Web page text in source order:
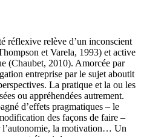
réflexive relève d’un inconscient
et Varela, 1993) et active
(Chaubet, 2010). Amorcée par
entreprise par le sujet aboutit
La pratique et la ou les
ou appréhendées autrement.
d’effets pragmatiques – le
des façons de faire –
l’autonomie, la motivation… Un